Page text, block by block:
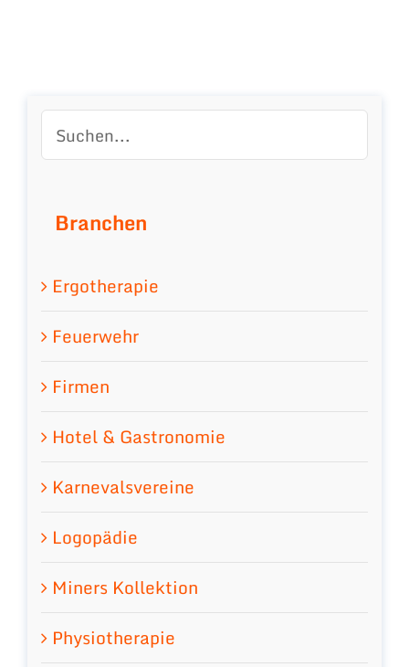
Branchen
Ergotherapie
Feuerwehr
Firmen
Hotel & Gastronomie
Karnevalsvereine
Logopädie
Miners Kollektion
Physiotherapie